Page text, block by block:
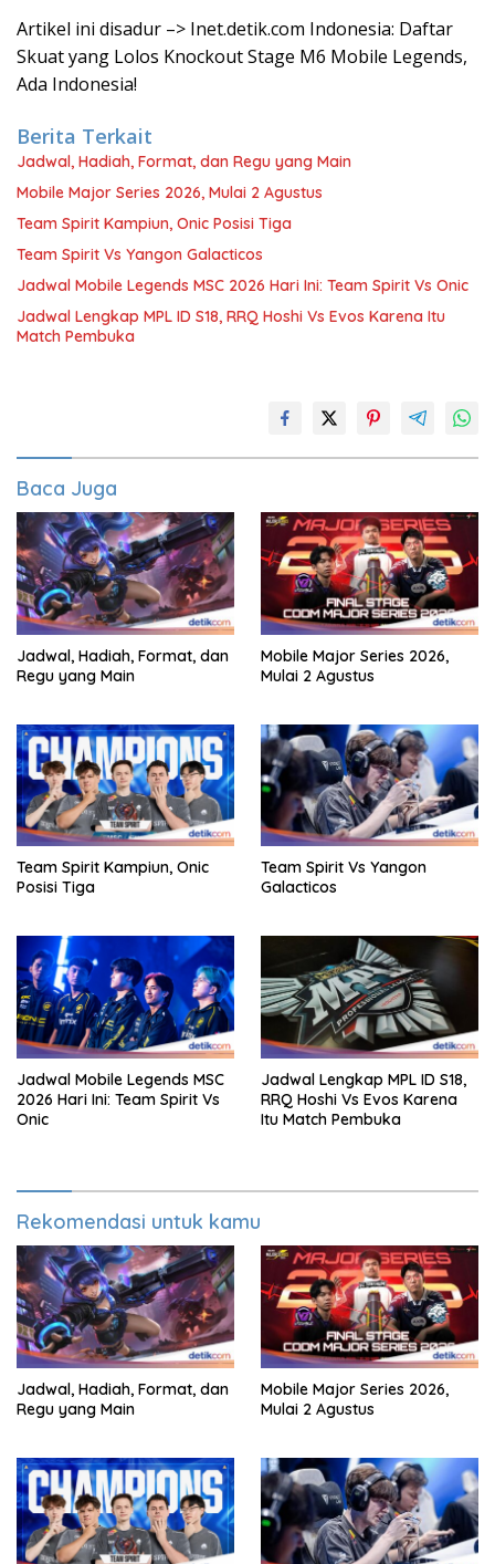
Artikel ini disadur –> Inet.detik.com Indonesia: Daftar
Skuat yang Lolos Knockout Stage M6 Mobile Legends,
Ada Indonesia!
Berita Terkait
Jadwal, Hadiah, Format, dan Regu yang Main
Mobile Major Series 2026, Mulai 2 Agustus
Team Spirit Kampiun, Onic Posisi Tiga
Team Spirit Vs Yangon Galacticos
Jadwal Mobile Legends MSC 2026 Hari Ini: Team Spirit Vs Onic
Jadwal Lengkap MPL ID S18, RRQ Hoshi Vs Evos Karena Itu
Match Pembuka
Baca Juga
Jadwal, Hadiah, Format, dan
Regu yang Main
Mobile Major Series 2026,
Mulai 2 Agustus
Team Spirit Kampiun, Onic
Posisi Tiga
Team Spirit Vs Yangon
Galacticos
Jadwal Mobile Legends MSC
2026 Hari Ini: Team Spirit Vs
Onic
Jadwal Lengkap MPL ID S18,
RRQ Hoshi Vs Evos Karena
Itu Match Pembuka
Rekomendasi untuk kamu
Jadwal, Hadiah, Format, dan
Regu yang Main
Mobile Major Series 2026,
Mulai 2 Agustus